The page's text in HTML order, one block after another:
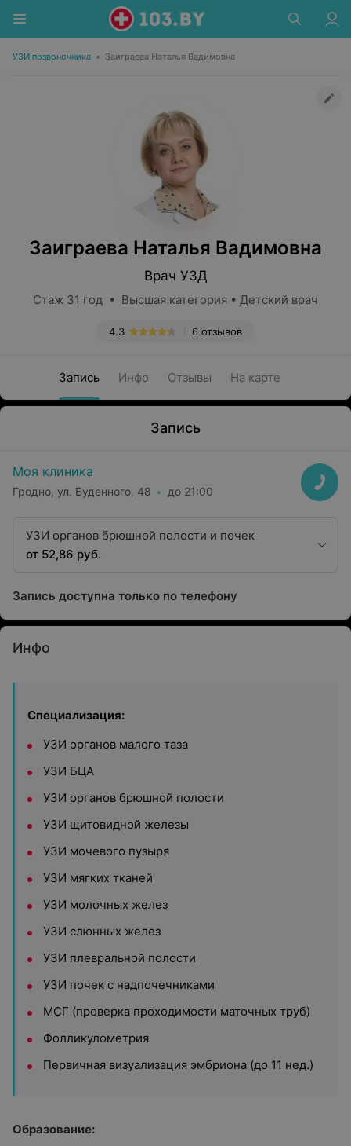
УЗИ позвоночника • Заиграева Наталья Вадимовна
Заиграева Наталья Вадимовна
Врач УЗД
Стаж 31 год • Высшая категория • Детский врач
6 отзывов
4.3
Запись Инфо Отзывы На карте
Запись
Моя клиника
Гродно, ул. Буденного, 48 до 21:00
УЗИ органов брюшной полости и почек
от 52,86 руб.
Запись доступна только по телефону
Инфо
Специализация:
УЗИ органов малого таза
УЗИ БЦА
УЗИ органов брюшной полости
УЗИ щитовидной железы
УЗИ мочевого пузыря
УЗИ мягких тканей
УЗИ молочных желез
УЗИ слюнных желез
УЗИ плевральной полости
УЗИ почек с надпочечниками
МСГ (проверка проходимости маточных труб)
Фолликулометрия
Первичная визуализация эмбриона (до 11 нед.)
Образование: